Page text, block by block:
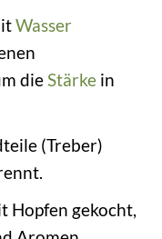
Wasser
dieStärkein
(Treber)
Hopfen gekocht,